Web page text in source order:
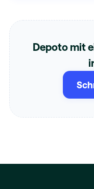
Depoto mit